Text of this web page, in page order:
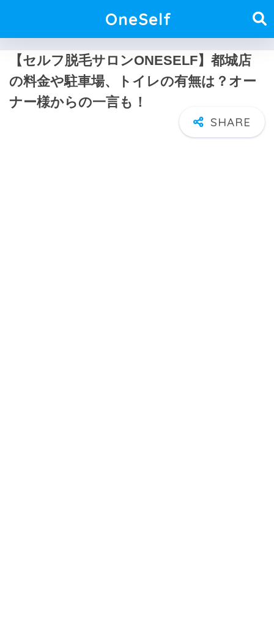
OneSelf
【セルフ脱毛サロンONESELF】都城店
の料金や駐車場、トイレの有無は？オー
ナー様からの一言も！